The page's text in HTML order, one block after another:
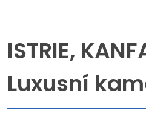
ISTRIE,
Luxusní